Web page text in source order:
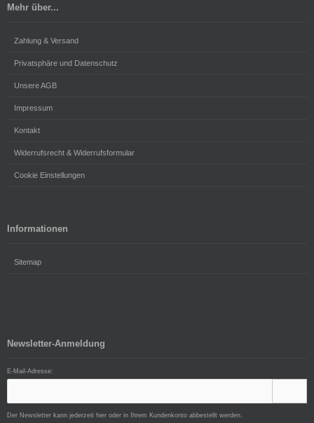
Mehr über...
Zahlung & Versand
Privatsphäre und Datenschutz
Unsere AGB
Impressum
Kontakt
Widerrufsrecht & Widerrufsformular
Cookie Einstellungen
Informationen
Sitemap
Newsletter-Anmeldung
E-Mail-Adresse:
Der Newsletter kann jederzeit hier oder in Ihrem Kundenkonto abbestellt werden.